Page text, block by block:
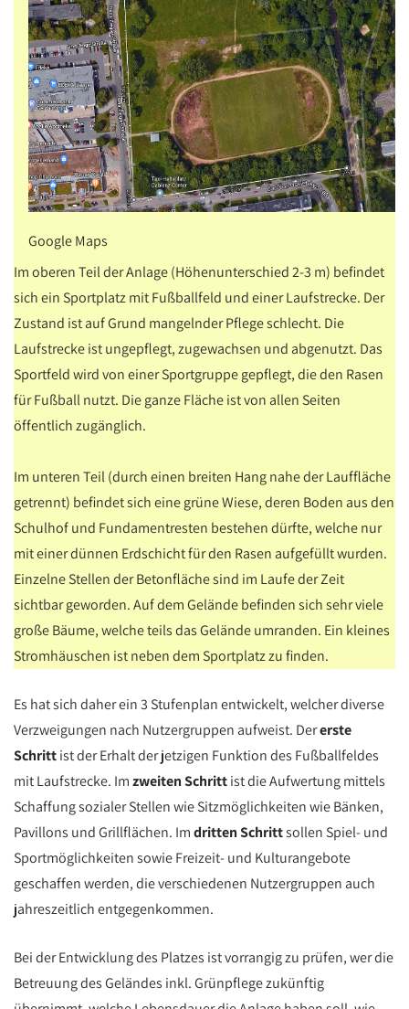
Google Maps
Im oberen Teil der Anlage (Höhenunterschied 2-3 m) befindet
sich ein Sportplatz mit Fußballfeld und einer Laufstrecke. Der
Zustand ist auf Grund mangelnder Pflege schlecht. Die
Laufstrecke ist ungepflegt, zugewachsen und abgenutzt. Das
Sportfeld wird von einer Sportgruppe gepflegt, die den Rasen
für Fußball nutzt. Die ganze Fläche ist von allen Seiten
öffentlich zugänglich.
Im unteren Teil (durch einen breiten Hang nahe der Lauffläche
getrennt) befindet sich eine grüne Wiese, deren Boden aus den
Schulhof und Fundamentresten bestehen dürfte, welche nur
mit einer dünnen Erdschicht für den Rasen aufgefüllt wurden.
Einzelne Stellen der Betonfläche sind im Laufe der Zeit
sichtbar geworden. Auf dem Gelände befinden sich sehr viele
große Bäume, welche teils das Gelände umranden. Ein kleines
Stromhäuschen ist neben dem Sportplatz zu finden.
Es hat sich daher ein 3 Stufenplan entwickelt, welcher diverse
Verzweigungen nach Nutzergruppen aufweist. Dererste
Schrittist der Erhalt der jetzigen Funktion des Fußballfeldes
mit Laufstrecke. Imzweiten Schrittist die Aufwertung mittels
Schaffung sozialer Stellen wie Sitzmöglichkeiten wie Bänken,
Pavillons und Grillflächen. Imdritten Schrittsollen Spiel- und
Sportmöglichkeiten sowie Freizeit- und Kulturangebote
geschaffen werden, die verschiedenen Nutzergruppen auch
jahreszeitlich entgegenkommen.
Bei der Entwicklung des Platzes ist vorrangig zu prüfen, wer die
Betreuung des Geländes inkl. Grünpflege zukünftig